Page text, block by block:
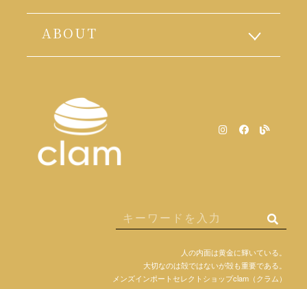
ABOUT
人の内面は黄金に輝いている。
大切なのは殻ではないが殻も重要である。
メンズインポートセレクトショップclam（クラム）